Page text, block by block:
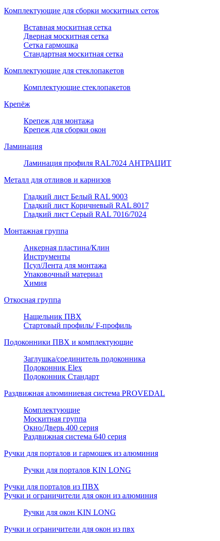
Комплектующие для сборки москитных сеток
Вставная москитная сетка
Дверная москитная сетка
Сетка гармошка
Стандартная москитная сетка
Комплектующие для стеклопакетов
Комплектующие стеклопакетов
Крепёж
Крепеж для монтажа
Крепеж для сборки окон
Ламинация
Ламинация профиля RAL7024 АНТРАЦИТ
Металл для отливов и карнизов
Гладкий лист Белый RAL 9003
Гладкий лист Коричневый RAL 8017
Гладкий лист Серый RAL 7016/7024
Монтажная группа
Анкерная пластина/Клин
Инструменты
Псул/Лента для монтажа
Упаковочный материал
Химия
Откосная группа
Нащельник ПВХ
Стартовый профиль/ F-профиль
Подоконники ПВХ и комплектующие
Заглушка/соединитель подоконника
Подоконник Elex
Подоконник Стандарт
Раздвижная алюминиевая система PROVEDAL
Комплектующие
Москитная группа
Окно/Дверь 400 серия
Раздвижная система 640 серия
Ручки для порталов и гармошек из алюминия
Ручки для порталов KIN LONG
Ручки для порталов из ПВХ
Ручки и ограничители для окон из алюминия
Ручки для окон KIN LONG
Ручки и ограничители для окон из пвх